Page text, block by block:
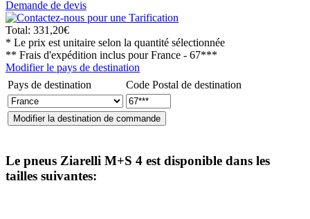
Demande de devis
Total: 331,20€
* Le prix est unitaire selon la quantité sélectionnée
** Frais d'expédition inclus pourFrance - 67***
Modifier le pays de destination
Pays de destination
Code Postal de destination
Le pneus Ziarelli M+S 4 est disponible dans les
tailles suivantes: